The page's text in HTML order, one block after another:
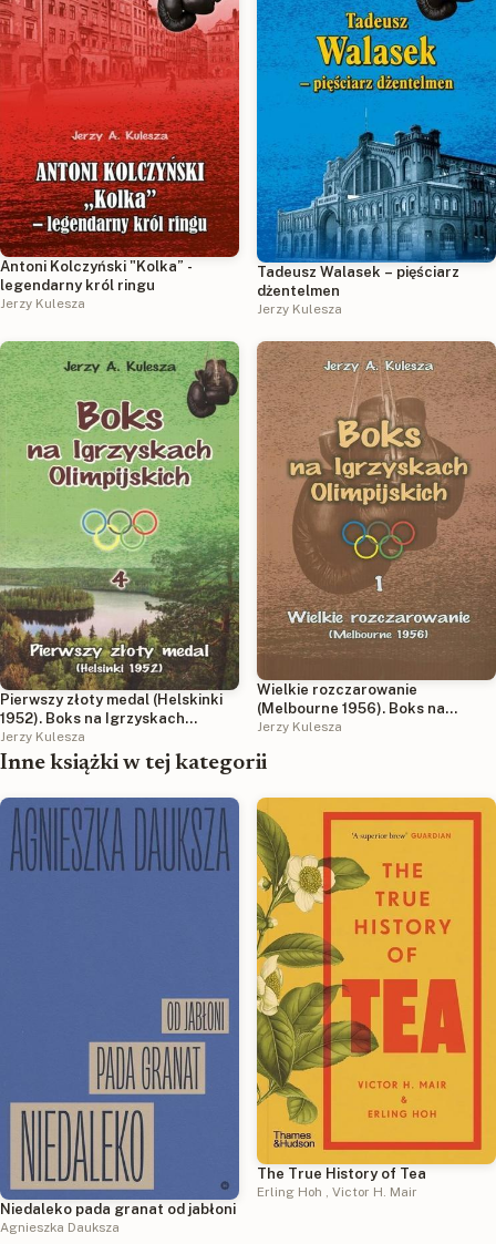
Antoni Kolczyński "Kolka” -
legendarny król ringu
Jerzy Kulesza
Tadeusz Walasek – pięściarz
dżentelmen
Jerzy Kulesza
Pierwszy złoty medal (Helskinki
1952). Boks na Igrzyskach
Olimpijskich. Tom 4
Jerzy Kulesza
Wielkie rozczarowanie
(Melbourne 1956). Boks na
Igrzyskach Olimpijskich. Tom 1
Jerzy Kulesza
Inne książki w tej kategorii
Niedaleko pada granat od jabłoni
Agnieszka Dauksza
The True History of Tea
Erling Hoh Victor H. Mair